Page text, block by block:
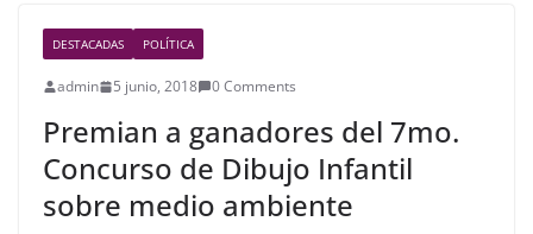
b
o
o
k
DESTACADAS POLÍTICA
admin 5 junio, 2018 0 Comments
Premian a ganadores del 7mo.
Concurso de Dibujo Infantil
sobre medio ambiente